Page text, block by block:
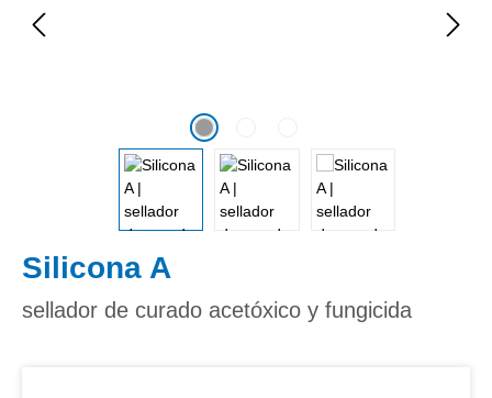
Silicona A
sellador de curado acetóxico y fungicida